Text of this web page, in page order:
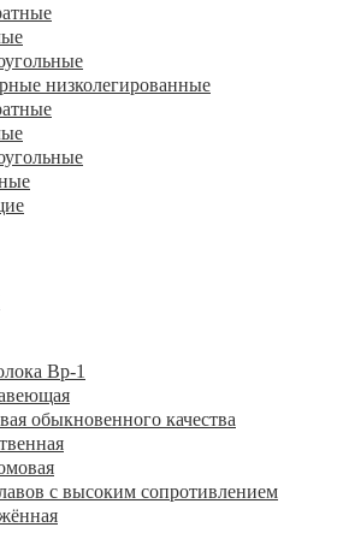
низколегированные
Вр-1
обыкновенного качества
с высоким сопротивлением